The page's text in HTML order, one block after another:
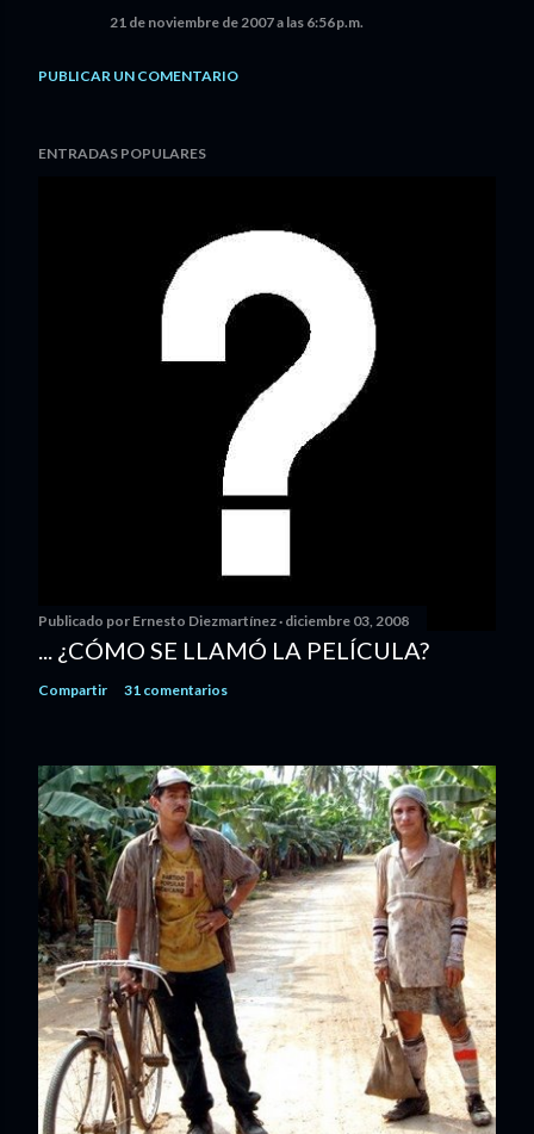
21 de noviembre de 2007 a las 6:56 p.m.
PUBLICAR UN COMENTARIO
ENTRADAS POPULARES
Publicado por Ernesto Diezmartínez diciembre 03, 2008
... ¿CÓMO SE LLAMÓ LA PELÍCULA?
Compartir 31 comentarios